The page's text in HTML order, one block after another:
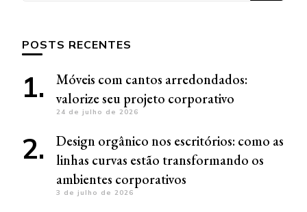
POSTS RECENTES
Móveis com cantos arredondados:
valorize seu projeto corporativo
24 de julho de 2026
Design orgânico nos escritórios: como as
linhas curvas estão transformando os
ambientes corporativos
3 de julho de 2026